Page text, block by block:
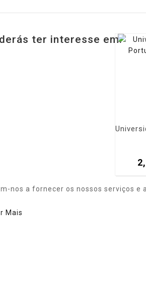
ter interesse em:
nos a fornecer os nossos serviços
Mais